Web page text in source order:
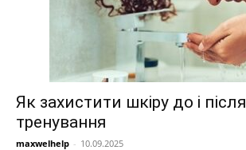
Як захистити шкіру до і після
тренування
maxwelhelp - 10.09.2025